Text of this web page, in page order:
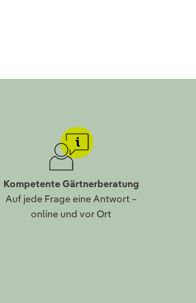
Kompetente Gärtnerberatung
Auf jede Frage eine Antwort –
online und vor Ort